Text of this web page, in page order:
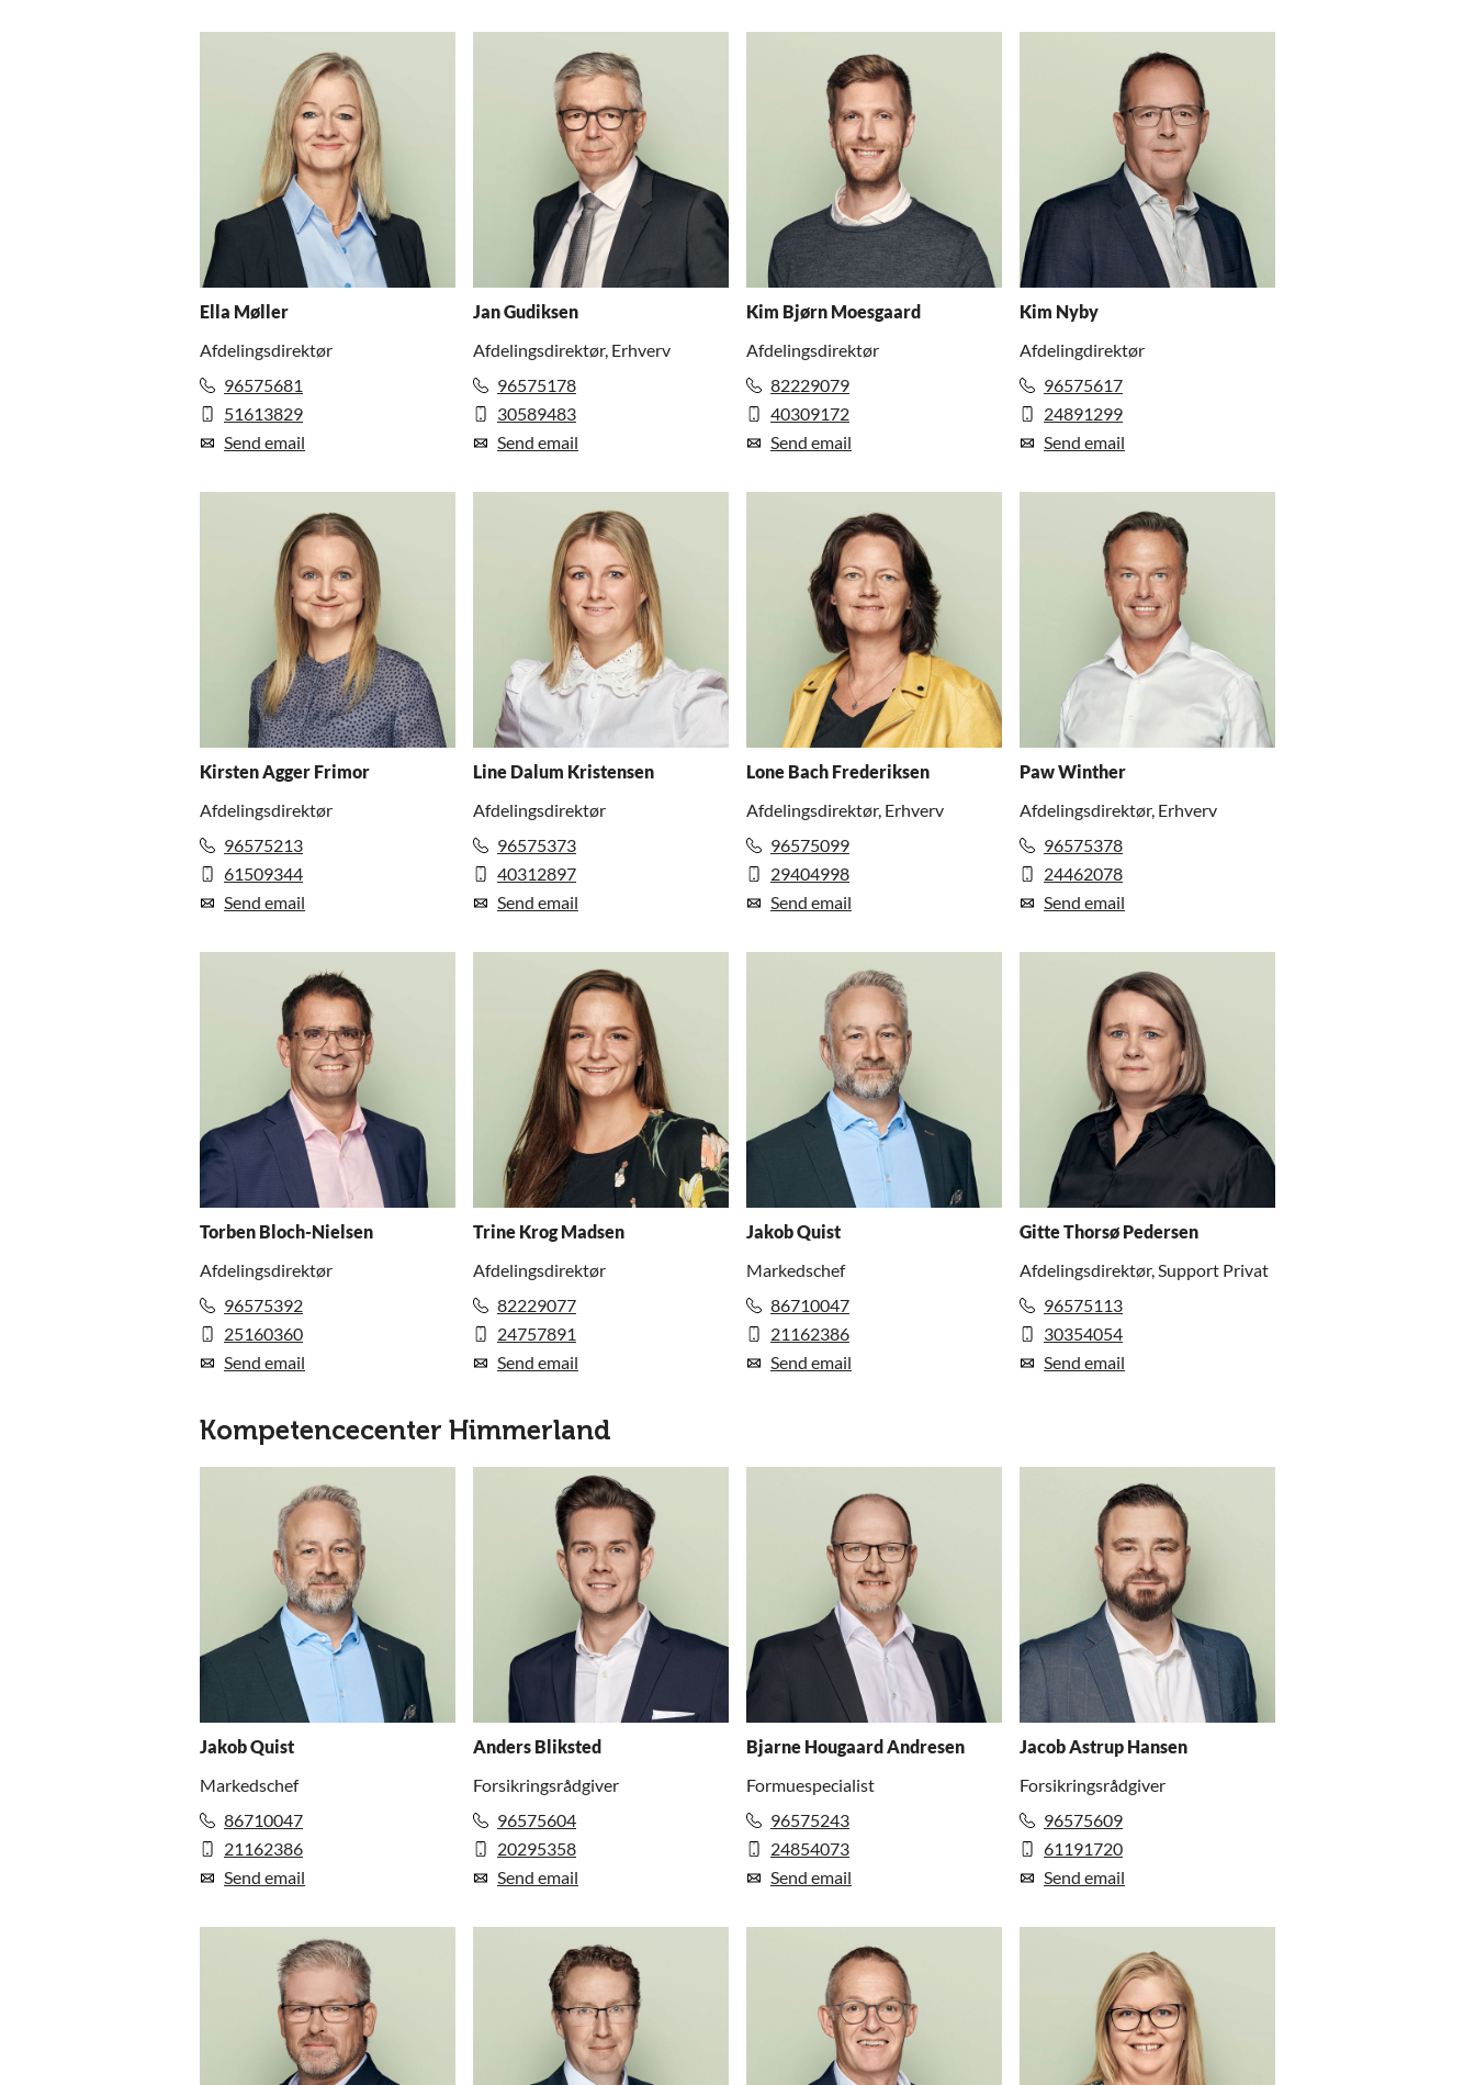
Ella Møller
Afdelingsdirektør
96575681
51613829
Send email
Jan Gudiksen
Afdelingsdirektør, Erhverv
96575178
30589483
Send email
Kim Bjørn Moesgaard
Afdelingsdirektør
82229079
40309172
Send email
Kim Nyby
Afdelingdirektør
96575617
24891299
Send email
Kirsten Agger Frimor
Afdelingsdirektør
96575213
61509344
Send email
Line Dalum Kristensen
Afdelingsdirektør
96575373
40312897
Send email
Lone Bach Frederiksen
Afdelingsdirektør, Erhverv
96575099
29404998
Send email
Paw Winther
Afdelingsdirektør, Erhverv
96575378
24462078
Send email
Torben Bloch-Nielsen
Afdelingsdirektør
96575392
25160360
Send email
Trine Krog Madsen
Afdelingsdirektør
82229077
24757891
Send email
Jakob Quist
Markedschef
86710047
21162386
Send email
Gitte Thorsø Pedersen
Afdelingsdirektør, Support Privat
96575113
30354054
Send email
Kompetencecenter Himmerland
Jakob Quist
Markedschef
86710047
21162386
Send email
Anders Bliksted
Forsikringsrådgiver
96575604
20295358
Send email
Bjarne Hougaard Andresen
Formuespecialist
96575243
24854073
Send email
Jacob Astrup Hansen
Forsikringsrådgiver
96575609
61191720
Send email